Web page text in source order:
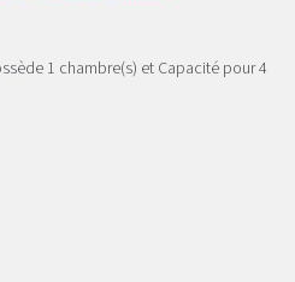
1 chambre(s) et Capacité pour 4